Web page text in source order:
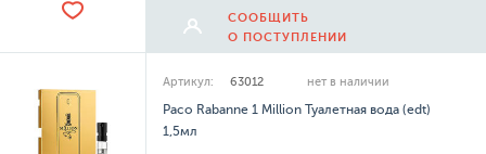
СООБЩИТЬ
О ПОСТУПЛЕНИИ
Артикул: 63012 нет в наличии
Paco Rabanne 1 Million Туалетная вода (edt)
1,5мл